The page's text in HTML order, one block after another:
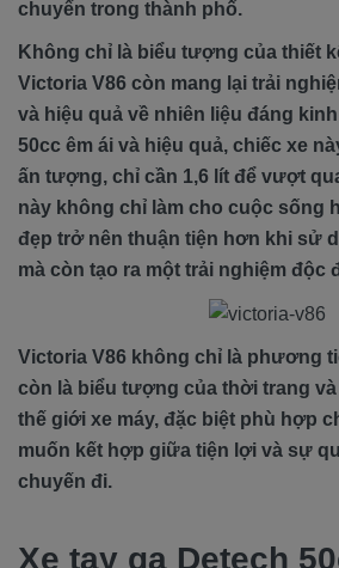
chuyển trong thành phố.
Không chỉ là biểu tượng của thiết
Victoria V86 còn mang lại trải
và hiệu quả về nhiên liệu đáng
50cc êm ái và hiệu quả, chiếc xe
ấn tượng, chỉ cần 1,6 lít để vượt
này không chỉ làm cho cuộc sống
đẹp trở nên thuận tiện hơn khi sử
mà còn tạo ra một trải nghiệm độc
Victoria V86 không chỉ là phương
còn là biểu tượng của thời trang
thế giới xe máy, đặc biệt phù hợp
muốn kết hợp giữa tiện lợi và sự
chuyến đi.
Xe tay ga Detech